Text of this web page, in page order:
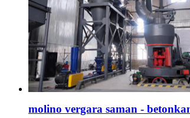
molino vergara saman -